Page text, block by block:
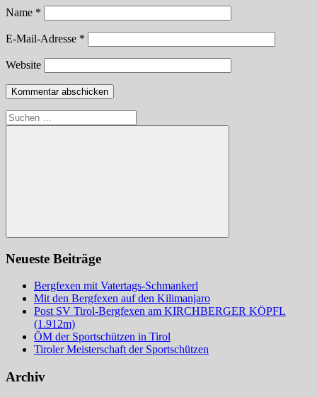
Name *
E-Mail-Adresse *
Website
Suchen
nach:
Suchen
Neueste Beiträge
Bergfexen mit Vatertags-Schmankerl
Mit den Bergfexen auf den Kilimanjaro
Post SV Tirol-Bergfexen am KIRCHBERGER KÖPFL
(1.912m)
ÖM der Sportschützen in Tirol
Tiroler Meisterschaft der Sportschützen
Archiv